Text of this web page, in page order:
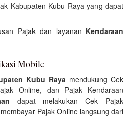
Kabupaten Kubu Raya yang dapat
Pajak dan layanan Kendaraan
Mobile
Kubu Raya mendukung Cek
Online, dan Pajak Kendaraan
dapat melakukan Cek Pajak
Pajak Online langsung dari